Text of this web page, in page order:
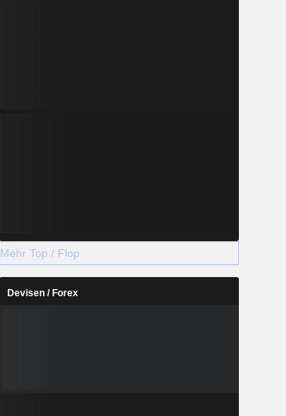
Mehr Top / Flop
Devisen / Forex